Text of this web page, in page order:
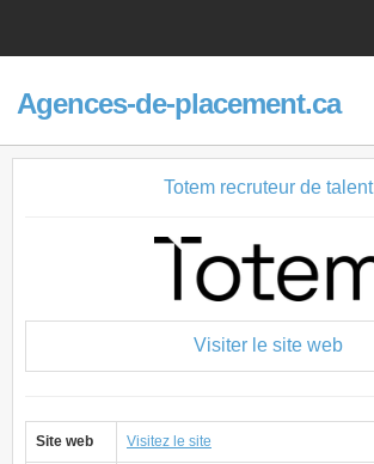
Agences-de-placement.ca
Totem recruteur de talent
Visiter le site web
Site web Visitez le site